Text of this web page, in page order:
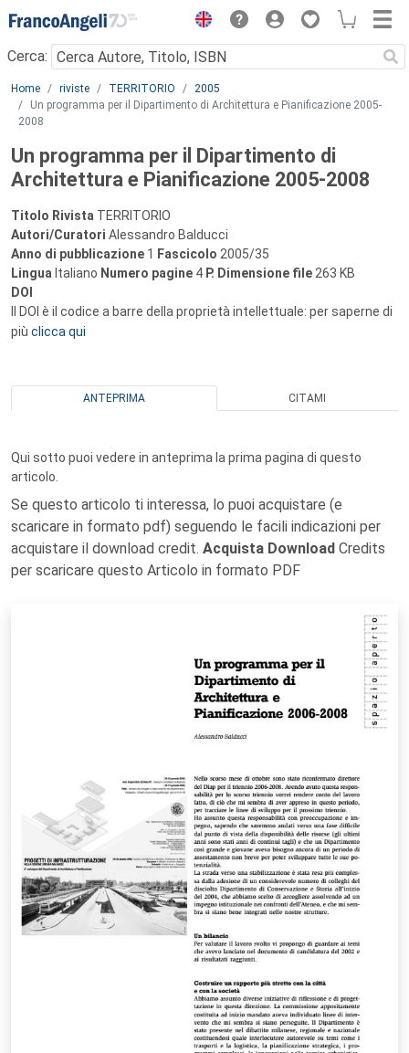
Menu
Cerca:
Main content
Home riviste TERRITORIO
2005
Un programma per il Dipartimento di Architettura e Pianificazione 2005-
2008
Un programma per il Dipartimento di
Architettura e Pianificazione 2005-2008
Titolo Rivista TERRITORIO
Autori/Curatori Alessandro Balducci
Anno di pubblicazione 1 Fascicolo 2005/35
Lingua Italiano Numero pagine 4 P. Dimensione file 263 KB
DOI
Il DOI è il codice a barre della proprietà intellettuale: per saperne di
più clicca qui
ANTEPRIMA CITAMI
Qui sotto puoi vedere in anteprima la prima pagina di questo
articolo.
Se questo articolo ti interessa, lo puoi acquistare (e
scaricare in formato pdf) seguendo le facili indicazioni per
acquistare il download credit. Acquista Download Credits
per scaricare questo Articolo in formato PDF